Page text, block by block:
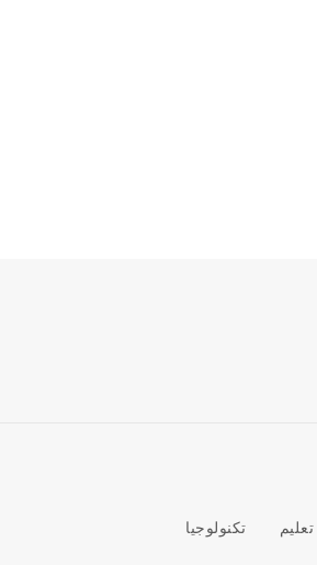
تعليم تكنولوجيا